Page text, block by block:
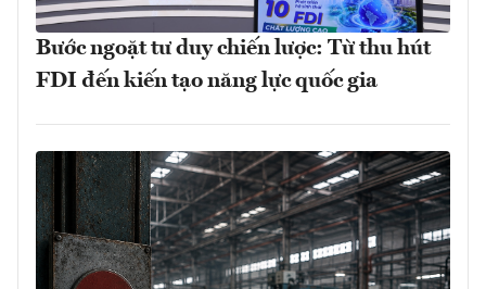
Bước ngoặt tư duy chiến lược: Từ thu hút
FDI đến kiến tạo năng lực quốc gia